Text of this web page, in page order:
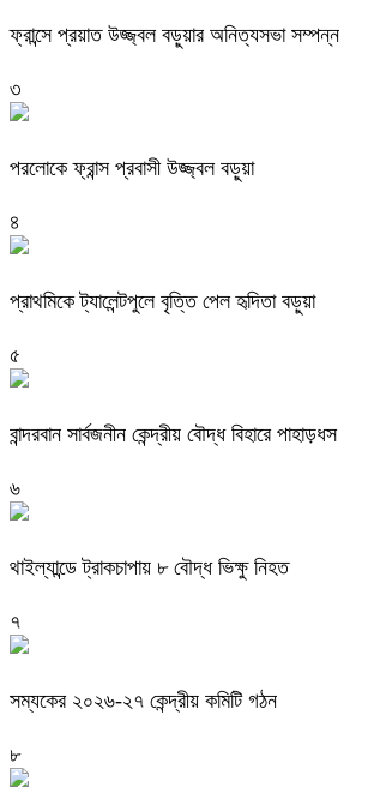
ফ্রান্সে প্রয়াত উজ্জ্বল বড়ুয়ার অনিত্যসভা সম্পন্ন
৩
পরলোকে ফ্রান্স প্রবাসী উজ্জ্বল বড়ুয়া
৪
প্রাথমিকে ট্যালেন্টপুলে বৃত্তি পেল হৃদিতা বড়ুয়া
৫
বান্দরবান সার্বজনীন কেন্দ্রীয় বৌদ্ধ বিহারে পাহাড়ধস
৬
থাইল্যান্ডে ট্রাকচাপায় ৮ বৌদ্ধ ভিক্ষু নিহত
৭
সম্যকের ২০২৬-২৭ কেন্দ্রীয় কমিটি গঠন
৮